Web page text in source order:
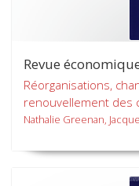
Revue
Réorganisations,
renouvellement des
Nathalie Greenan,